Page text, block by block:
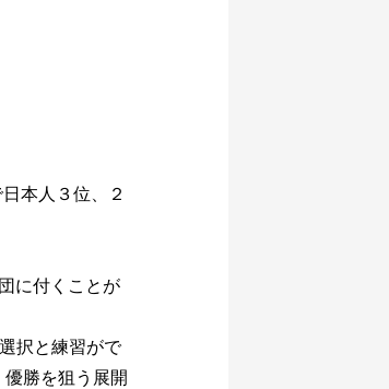
本人３位、２
に付くことが
択と練習がで
勝を狙う展開